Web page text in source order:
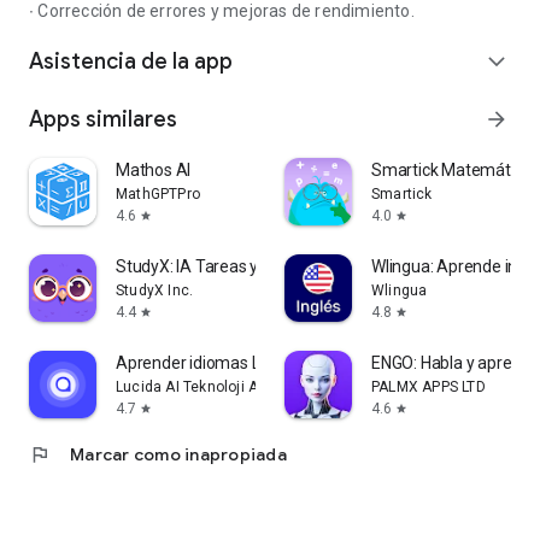
∙ Corrección de errores y mejoras de rendimiento.
Asistencia de la app expand_more
Apps similares arrow_forward
Mathos AI
MathGPTPro
4.6 star
Smartick
Smartick
4.0 star
StudyX: IA Tareas y Estudio
StudyX Inc.
4.4 star
Wlingua: Aprende
Wlingua
4.8 star
Aprender idiomas Lucida AI
Lucida AI Teknoloji Anonim Sirketi
4.7 star
ENGO: Habla y
PALMX APPS LTD
4.6 star
flag Marcar como inapropiada